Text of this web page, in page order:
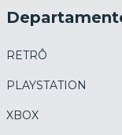
RETRÔ
PLAYSTATION
XBOX